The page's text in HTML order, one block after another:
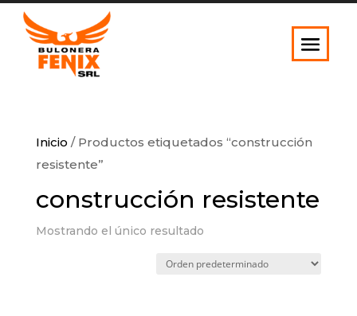
Inicio / Productos etiquetados “construcción
resistente”
construcción resistente
Mostrando el único resultado